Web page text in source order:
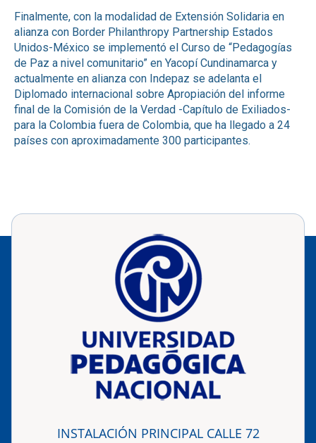
Finalmente, con la modalidad de Extensión Solidaria en
alianza con Border Philanthropy Partnership Estados
Unidos-México se implementó el Curso de “Pedagogías
de Paz a nivel comunitario” en Yacopí Cundinamarca y
actualmente en alianza con Indepaz se adelanta el
Diplomado internacional sobre Apropiación del informe
final de la Comisión de la Verdad -Capítulo de Exiliados-
para la Colombia fuera de Colombia, que ha llegado a 24
países con aproximadamente 300 participantes.
INSTALACIÓN PRINCIPAL CALLE 72